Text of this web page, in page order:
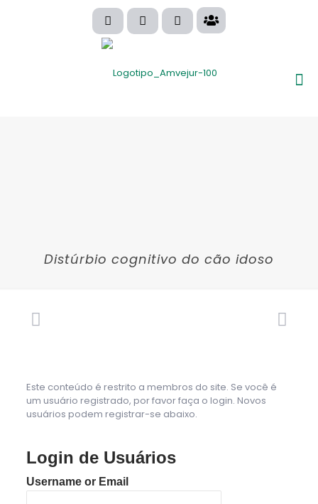
Distúrbio cognitivo do cão idoso
Este conteúdo é restrito a membros do site. Se você é
um usuário registrado, por favor faça o login. Novos
usuários podem registrar-se abaixo.
Login de Usuários
Username or Email